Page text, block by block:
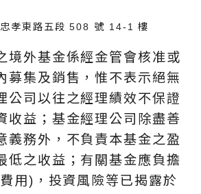
孝東路五段 508 號 14-1 樓
境外基金係經金管會核准或
募集及銷售，惟不表示絕無
公司以往之經理績效不保證
收益；基金經理公司除盡善
義務外，不負責本基金之盈
低之收益；有關基金應負擔
用)，投資風險等已揭露於